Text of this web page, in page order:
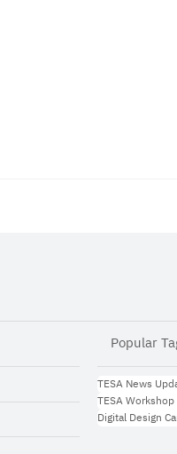
TESA ร่วมลงนามบันทึก
เข้าใจ (MOU) กับ Arrow
Electronics และ TIoT
Popular
TESA News
TESA Workshop
Digital Design